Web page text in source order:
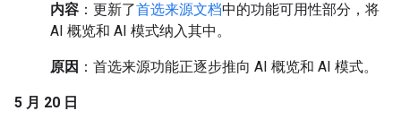
内容 ：更新了首选来源文档中的功能可用性部分，将
AI 概览和 AI 模式纳入其中。
原因 ：首选来源功能正逐步推向 AI 概览和 AI 模式。
5 月 20 日